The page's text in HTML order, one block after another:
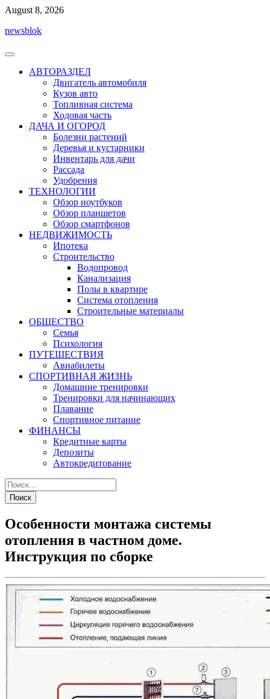
Перейти
содержимому
August 8, 2026
newsblok
АВТОРАЗДЕЛ
Двигатель автомобиля
Кузов авто
Топливная система
Ходовая часть
ДАЧА И ОГОРОД
Болезни растений
Деревья и кустарники
Инвентарь для дачи
Рассада
Удобрения
ТЕХНОЛОГИИ
Обзор ноутбуков
Обзор планшетов
Обзор смартфонов
НЕДВИЖИМОСТЬ
Ипотека
Строительство
Водопровод
Канализация
Полы в квартире
Система отопления
Строительные материалы
ОБЩЕСТВО
Семья
Психология
ПУТЕШЕСТВИЯ
Авиабилеты
СПОРТИВНАЯ ЖИЗНЬ
Домашние тренировки
Тренировки для начинающих
Плавание
Спортивное питание
ФИНАНСЫ
Кредитные карты
Депозиты
Автокредитование
Особенности монтажа системы
отопления в частном доме.
Инструкция по сборке